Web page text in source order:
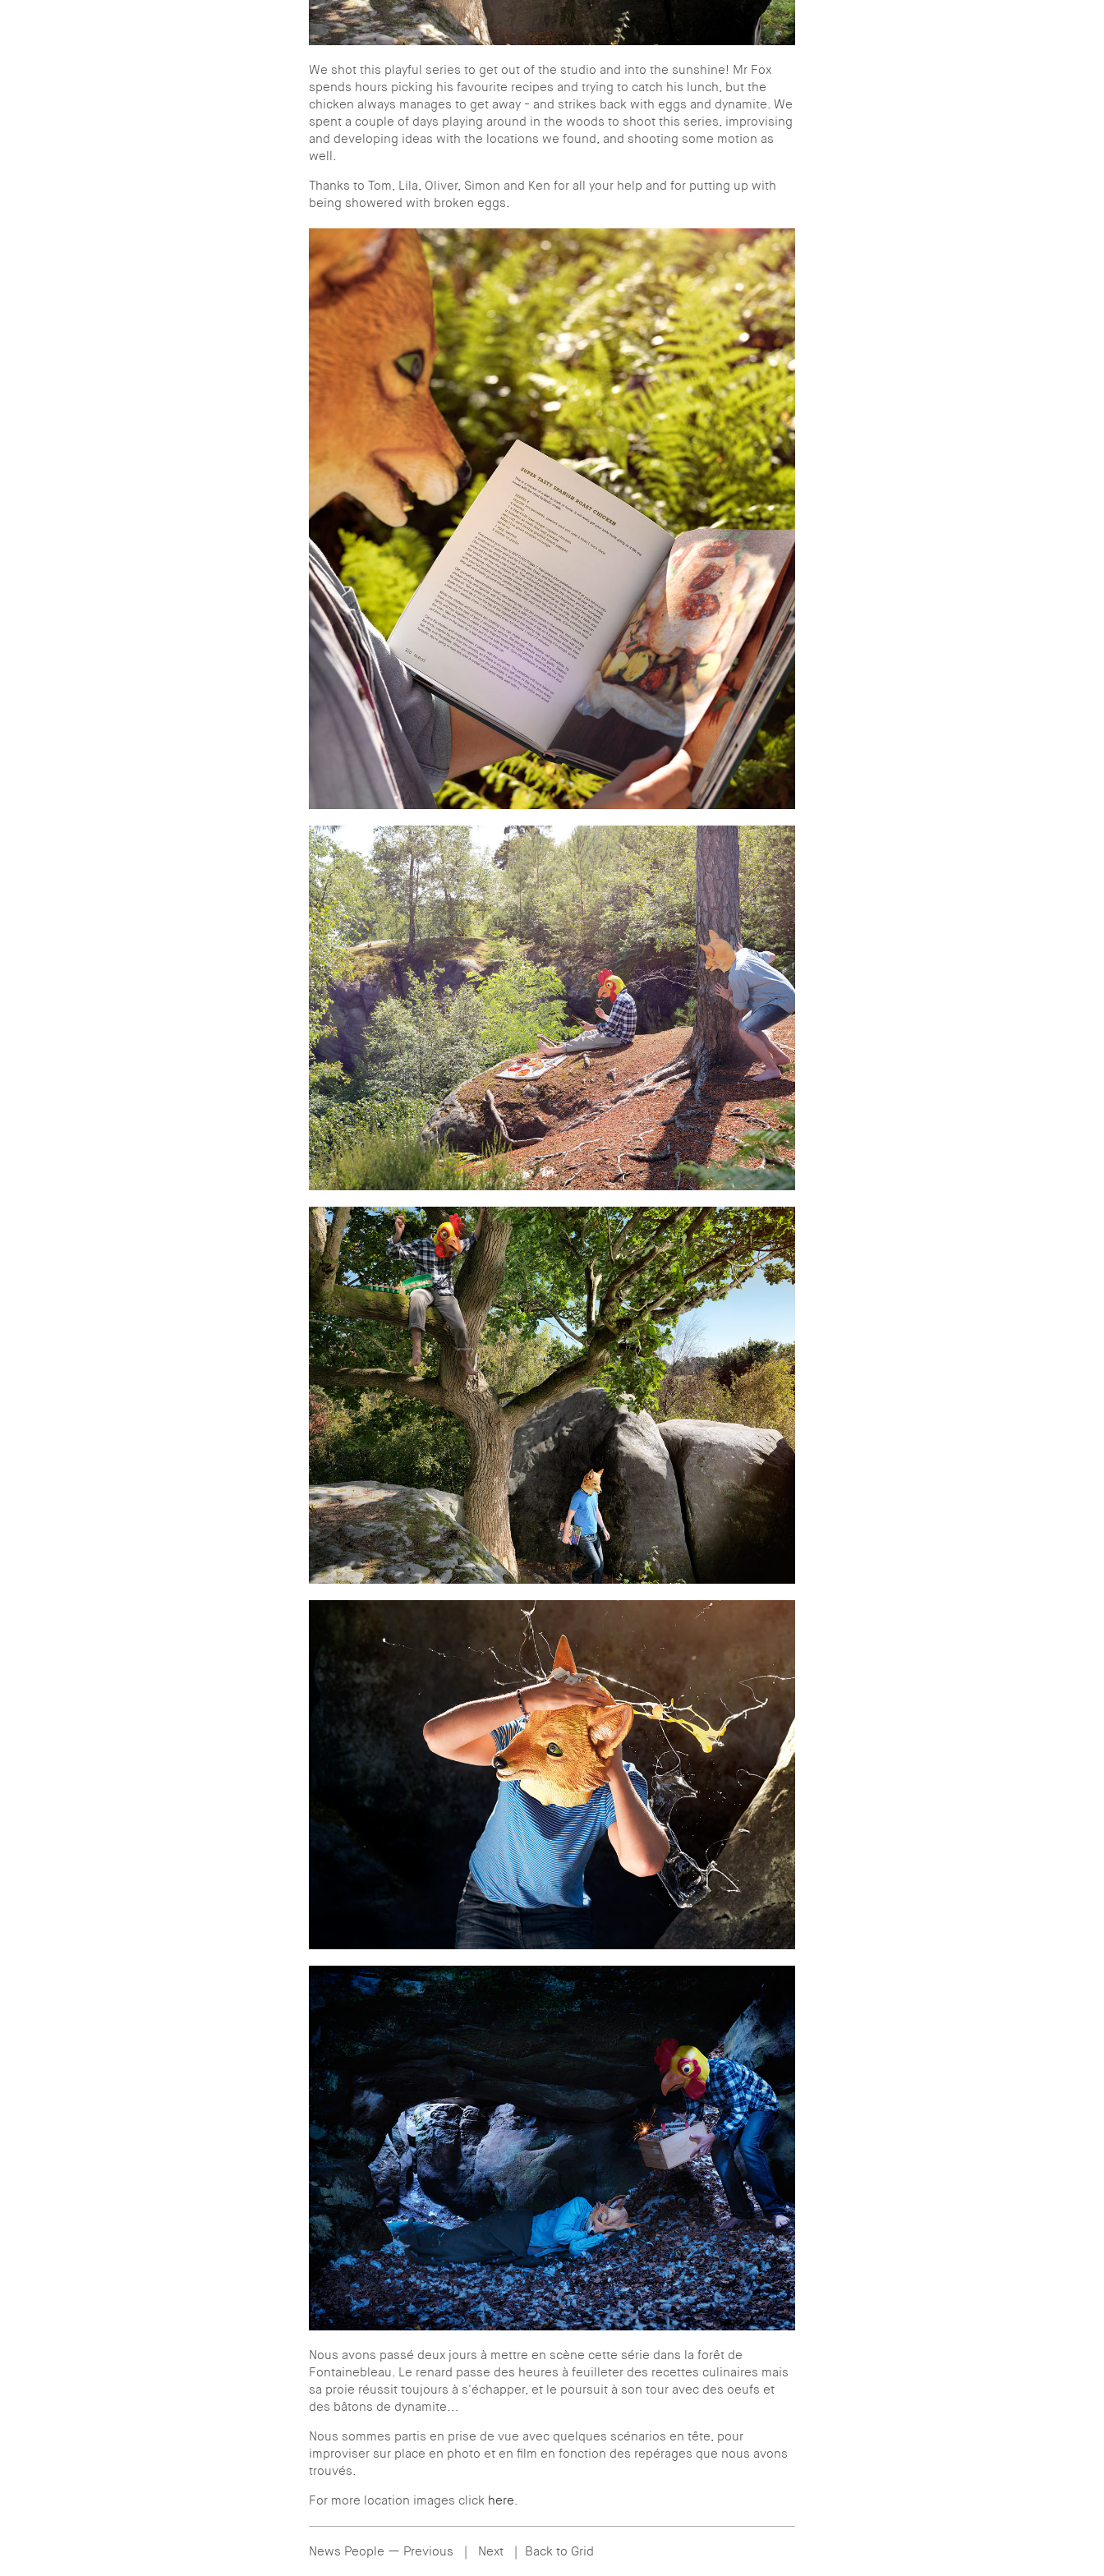
We shot this playful series to get out of the studio and into the sunshine! Mr Fox
spends hours picking his favourite recipes and trying to catch his lunch, but the
chicken always manages to get away - and strikes back with eggs and dynamite. We
spent a couple of days playing around in the woods to shoot this series, improvising
and developing ideas with the locations we found, and shooting some motion as
well.
Thanks to Tom, Lila, Oliver, Simon and Ken for all your help and for putting up with
being showered with broken eggs.
Nous avons passé deux jours à mettre en scène cette série dans la forêt de
Fontainebleau. Le renard passe des heures à feuilleter des recettes culinaires mais
sa proie réussit toujours à s'échapper, et le poursuit à son tour avec des oeufs et
des bâtons de dynamite...
Nous sommes partis en prise de vue avec quelques scénarios en tête, pour
improviser sur place en photo et en film en fonction des repérages que nous avons
trouvés.
For more location images click here.
News People — Previous | Next | Back to Grid